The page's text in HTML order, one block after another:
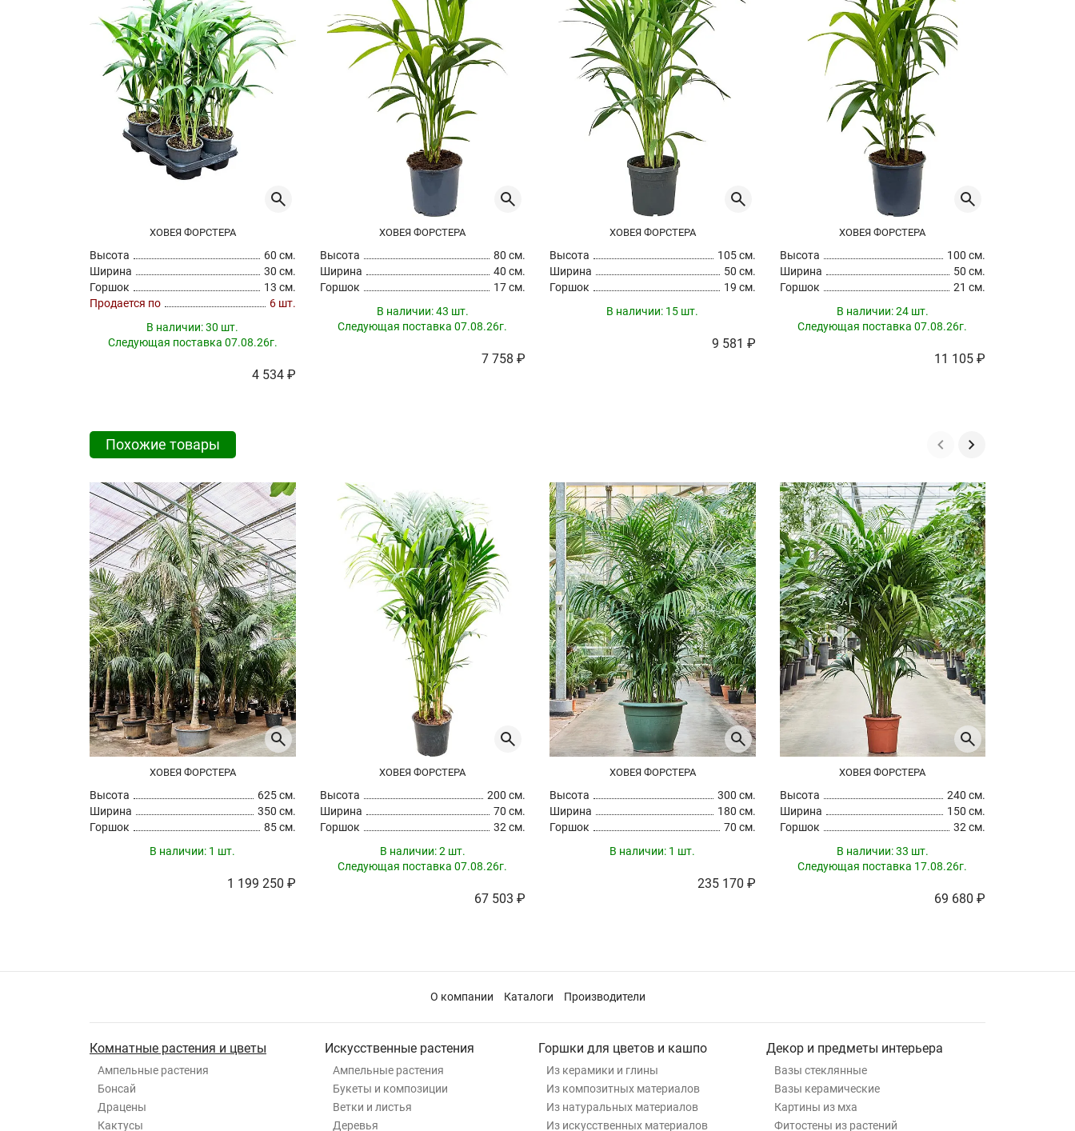
ХОВЕЯ ФОРСТЕРА
Высота
60 см.
Ширина
30 см.
Горшок
13 см.
Продается по
6 шт.
В наличии:30 шт.
Следующая поставка 07.08.26г.
4 534 ₽
ХОВЕЯ ФОРСТЕРА
Высота
80 см.
Ширина
40 см.
Горшок
17 см.
В наличии:43 шт.
Следующая поставка 07.08.26г.
7 758 ₽
ХОВЕЯ ФОРСТЕРА
Высота
105 см.
Ширина
50 см.
Горшок
19 см.
В наличии: 15 шт.
9 581 ₽
ХОВЕЯ ФОРСТЕРА
Высота
100 см.
Ширина
50 см.
Горшок
21 см.
В наличии:24 шт.
Следующая поставка 07.08.26г.
11 105 ₽
Похожие товары
ХОВЕЯ ФОРСТЕРА
Высота
625 см.
Ширина
350 см.
Горшок
85 см.
В наличии: 1 шт.
1 199 250 ₽
ХОВЕЯ ФОРСТЕРА
Высота
200 см.
Ширина
70 см.
Горшок
32 см.
В наличии:2 шт.
Следующая поставка 07.08.26г.
67 503 ₽
ХОВЕЯ ФОРСТЕРА
Высота
300 см.
Ширина
180 см.
Горшок
70 см.
В наличии: 1 шт.
235 170 ₽
ХОВЕЯ ФОРСТЕРА
Высота
240 см.
Ширина
150 см.
Горшок
32 см.
В наличии:33 шт.
Следующая поставка 17.08.26г.
69 680 ₽
О компании Каталоги Производители
Комнатные растения и цветы
Ампельные растения
Бонсай
Драцены
Кактусы
Искусственные растения
Ампельные растения
Букеты и композиции
Ветки и листья
Деревья
Горшки для цветов и кашпо
Из керамики и глины
Из композитных материалов
Из натуральных материалов
Из искусственных материалов
Декор и предметы интерьера
Вазы стеклянные
Вазы керамические
Картины из мха
Фитостены из растений